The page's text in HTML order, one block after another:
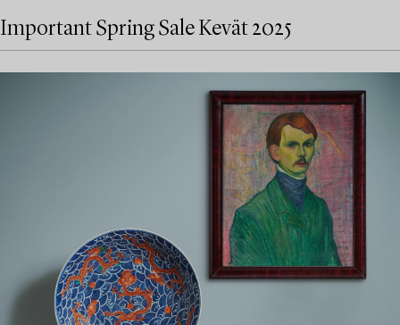
Important Spring Sale Kevät 2025